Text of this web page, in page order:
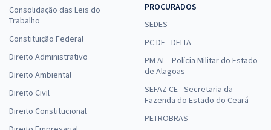
Consolidação das Leis do
Trabalho
Constituição Federal
Direito Administrativo
Direito Ambiental
Direito Civil
Direito Constitucional
PROCURADOS
SEDES
PC DF - DELTA
PM AL - Polícia Militar do Estado
de Alagoas
SEFAZ CE - Secretaria da
Fazenda do Estado do Ceará
PETROBRAS